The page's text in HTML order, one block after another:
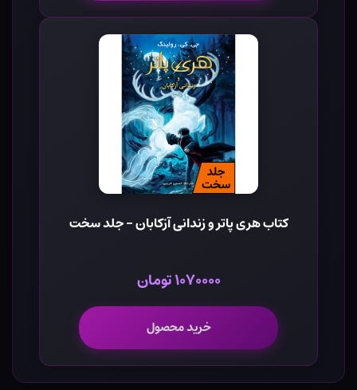
کتاب هری پاتر و زندانی آزکابان - جلد سخت
۱۰۷۰۰۰۰ تومان
خرید محصول